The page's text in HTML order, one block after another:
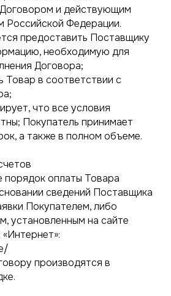
и действующим
Российской Федерации.
предоставить Поставщику
необходимую для
Договора;
Товар в соответствии с
что все условия
Покупатель принимает
а также в полном объеме.
порядок оплаты Товара
сведений Поставщика
Покупателем, либо
установленным на сайте
производятся в